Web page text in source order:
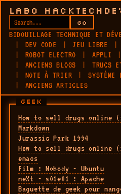
LABO
GO
BIDOUILLAGE TECHNIQUE ET
DEV CODE
JEU LIBRE
ROBOT ELECTRO
APPLI
ANCIENS BLOGS
TRUCS
NOTE À TRIER
SYSTÈME
ANCIENS ARTICLES
GEEK
How to sell drugs online
Markdown
Jurassic Park 1994
How to sell drugs online
emacs
Film : Nobody - Ubuntu
neXt - s01e01 : Apache
Baguette de geek pour